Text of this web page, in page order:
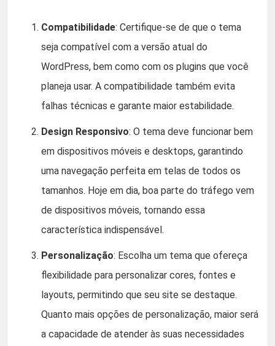
Compatibilidade: Certifique-se de que o tema
seja compatível com a versão atual do
WordPress, bem como com os plugins que você
planeja usar. A compatibilidade também evita
falhas técnicas e garante maior estabilidade.
Design Responsivo: O tema deve funcionar bem
em dispositivos móveis e desktops, garantindo
uma navegação perfeita em telas de todos os
tamanhos. Hoje em dia, boa parte do tráfego vem
de dispositivos móveis, tornando essa
característica indispensável.
Personalização: Escolha um tema que ofereça
flexibilidade para personalizar cores, fontes e
layouts, permitindo que seu site se destaque.
Quanto mais opções de personalização, maior será
a capacidade de atender às suas necessidades